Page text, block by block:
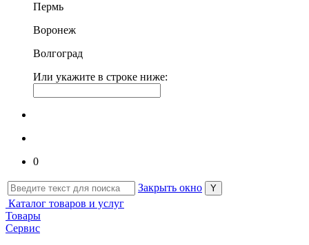
Пермь
Воронеж
Волгоград
Или укажите в строке ниже:
0
Закрыть окно
Каталог товаров и услуг
Товары
Сервис